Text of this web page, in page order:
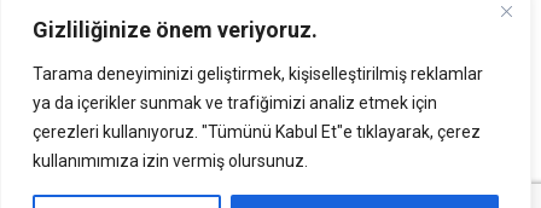
Gizliliğinize önem veriyoruz.
Tarama deneyiminizi geliştirmek, kişiselleştirilmiş reklamlar
ya da içerikler sunmak ve trafiğimizi analiz etmek için
çerezleri kullanıyoruz. "Tümünü Kabul Et"e tıklayarak, çerez
kullanımımıza izin vermiş olursunuz.